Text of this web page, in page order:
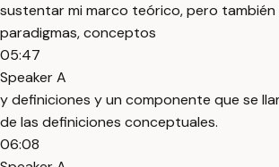
sustentar mi marco teórico, pero también
paradigmas, conceptos
05:47
Speaker A
y definiciones y un componente que se
de las definiciones conceptuales.
06:08